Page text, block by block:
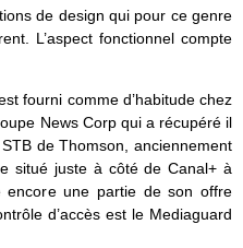
de design qui pour ce genre
L’aspect fonctionnel compte
fourni comme d’habitude chez
News Corp qui a récupéré il
de Thomson, anciennement
situé juste à côté de Canal+ à
encore une partie de son offre
d’accès est le Mediaguard